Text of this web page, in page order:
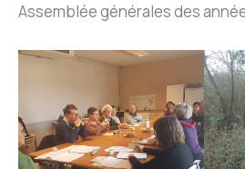
Assemblée générales des